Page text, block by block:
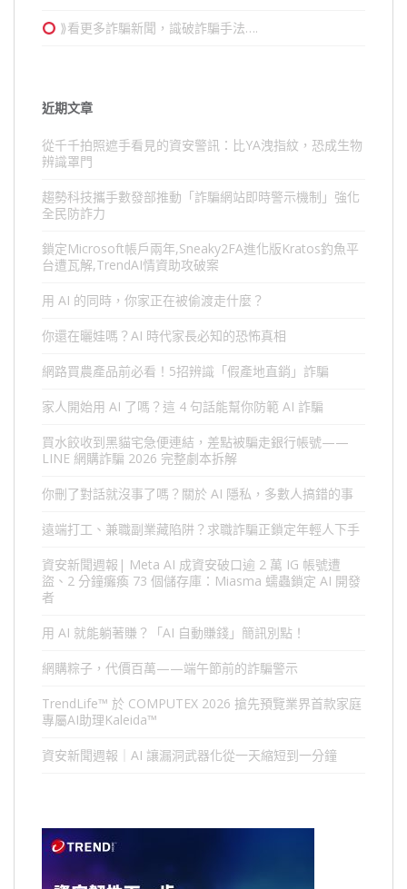
⟫看更多詐騙新聞，識破詐騙手法….
近期文章
從千千拍照遮手看見的資安警訊：比YA洩指紋，恐成生物
辨識罩門
趨勢科技攜手數發部推動「詐騙網站即時警示機制」強化
全民防詐力
鎖定Microsoft帳戶兩年,Sneaky2FA進化版Kratos釣魚平
台遭瓦解,TrendAI情資助攻破案
用 AI 的同時，你家正在被偷渡走什麼？
你還在曬娃嗎？AI 時代家長必知的恐怖真相
網路買農產品前必看！5招辨識「假產地直銷」詐騙
家人開始用 AI 了嗎？這 4 句話能幫你防範 AI 詐騙
買水餃收到黑貓宅急便連結，差點被騙走銀行帳號——
LINE 網購詐騙 2026 完整劇本拆解
你刪了對話就沒事了嗎？關於 AI 隱私，多數人搞錯的事
遠端打工、兼職副業藏陷阱？求職詐騙正鎖定年輕人下手
資安新聞週報| Meta AI 成資安破口逾 2 萬 IG 帳號遭
盜、2 分鐘癱瘓 73 個儲存庫：Miasma 蠕蟲鎖定 AI 開發
者
用 AI 就能躺著賺？「AI 自動賺錢」簡訊別點！
網購粽子，代價百萬——端午節前的詐騙警示
TrendLife™ 於 COMPUTEX 2026 搶先預覽業界首款家庭
專屬AI助理Kaleida™
資安新聞週報｜AI 讓漏洞武器化從一天縮短到一分鐘